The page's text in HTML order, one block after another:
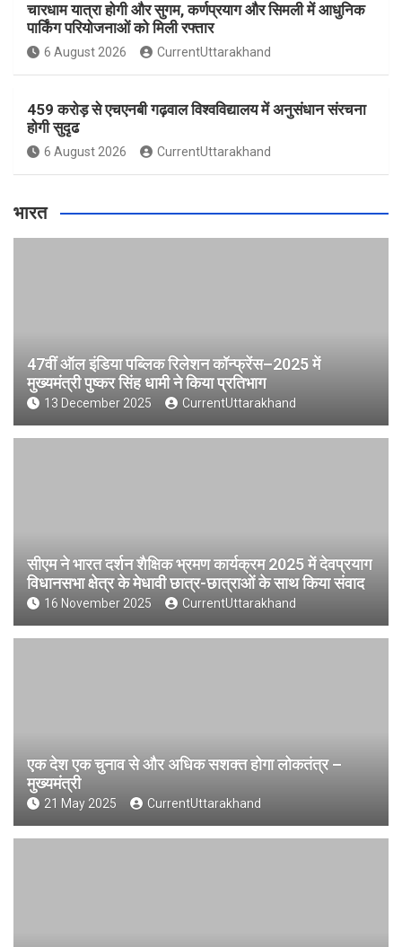
चारधाम यात्रा होगी और सुगम, कर्णप्रयाग और सिमली में आधुनिक
पार्किंग परियोजनाओं को मिली रफ्तार
6 August 2026 CurrentUttarakhand
459 करोड़ से एचएनबी गढ़वाल विश्वविद्यालय में अनुसंधान संरचना
होगी सुदृढ
6 August 2026 CurrentUttarakhand
भारत
47वीं ऑल इंडिया पब्लिक रिलेशन कॉन्फ्रेंस–2025 में
मुख्यमंत्री पुष्कर सिंह धामी ने किया प्रतिभाग
13 December 2025 CurrentUttarakhand
सीएम ने भारत दर्शन शैक्षिक भ्रमण कार्यक्रम 2025 में देवप्रयाग
विधानसभा क्षेत्र के मेधावी छात्र-छात्राओं के साथ किया संवाद
16 November 2025 CurrentUttarakhand
एक देश एक चुनाव से और अधिक सशक्त होगा लोकतंत्र –
मुख्यमंत्री
21 May 2025 CurrentUttarakhand